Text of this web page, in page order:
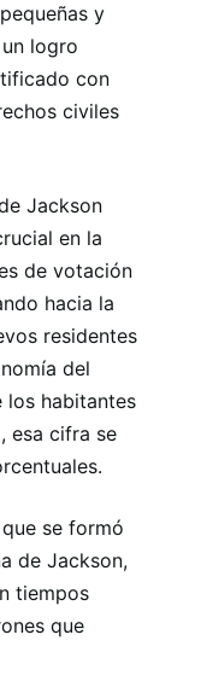
y
logro
con
civiles
Jackson
en la
de votación
hacia la
residentes
del
los habitantes
esa cifra se
se formó
de Jackson,
tiempos
que